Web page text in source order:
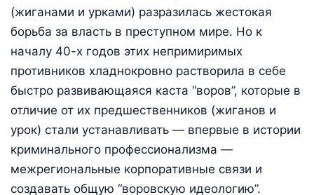
(жиганами и урками) разразилась жестокая
борьба за власть в преступном мире. Но к
началу 40-х годов этих непримиримых
противников хладнокровно растворила в себе
быстро развивающаяся каста “воров”, которые в
отличие от их предшественников (жиганов и
урок) стали устанавливать — впервые в истории
криминального профессионализма —
межрегиональные корпоративные связи и
создавать общую “воровскую идеологию”.